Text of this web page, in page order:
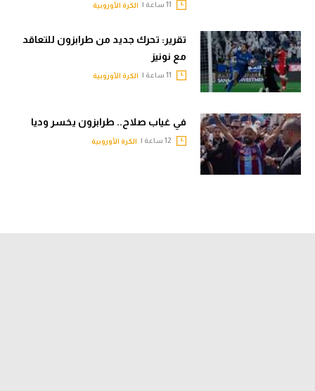
الكرة الأوروبية
تقرير: تحرك جديد من طرابزون للتعاقد
مع نونيز
الكرة الأوروبية
في غياب صلاح.. طرابزون يخسر وديا
الكرة الأوروبية